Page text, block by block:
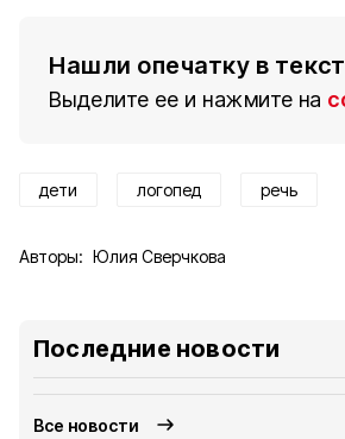
Нашли опечатку в
Выделите ее и нажмите на
дети логопед речь
Авторы: Юлия Сверчкова
Последние новости
Все новости